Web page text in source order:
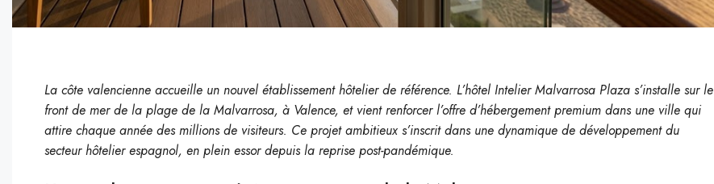
La côte valencienne accueille un nouvel établissement hôtelier de référence. L’hôtel Intelier Malvarrosa Plaza s’installe sur le
front de mer de la plage de la Malvarrosa, à Valence, et vient renforcer l’offre d’hébergement premium dans une ville qui
attire chaque année des millions de visiteurs. Ce projet ambitieux s’inscrit dans une dynamique de développement du
secteur hôtelier espagnol, en plein essor depuis la reprise post-pandémique.